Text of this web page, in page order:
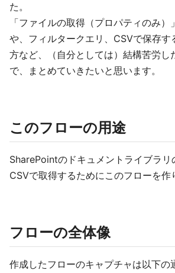
た。
「ファイルの取得（プロパティのみ
や、フィルタークエリ、CSVで保存す
方など、（自分としては）結構苦労し
で、まとめていきたいと思います。
このフローの用途
SharePointのドキュメントライブラリ
CSVで取得するためにこのフローを作
フローの全体像
作成したフローのキャプチャは以下の